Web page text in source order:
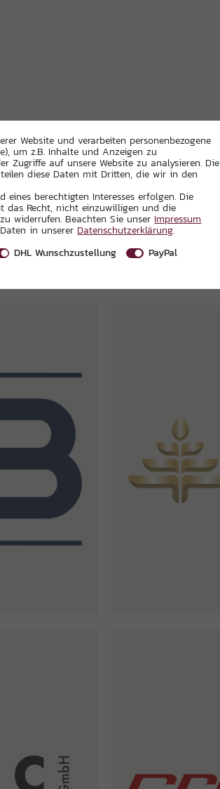
Website und verarbeiten personenbezogene
um z.B. Inhalte und Anzeigen zu
Zugriffe auf unsere Website zu analysieren. Die
diese Daten mit Dritten, die wir in den
berechtigten Interesses erfolgen. Die
das Recht, nicht einzuwilligen und die
widerrufen. Beachten Sie unser Impressum
in unserer Daten­schutz­erklärung.
DHL Wunschzustellung
PayPal